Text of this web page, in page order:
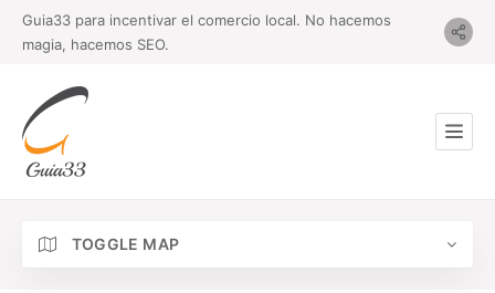
Guia33 para incentivar el comercio local. No hacemos
magia, hacemos SEO.
TOGGLE MAP